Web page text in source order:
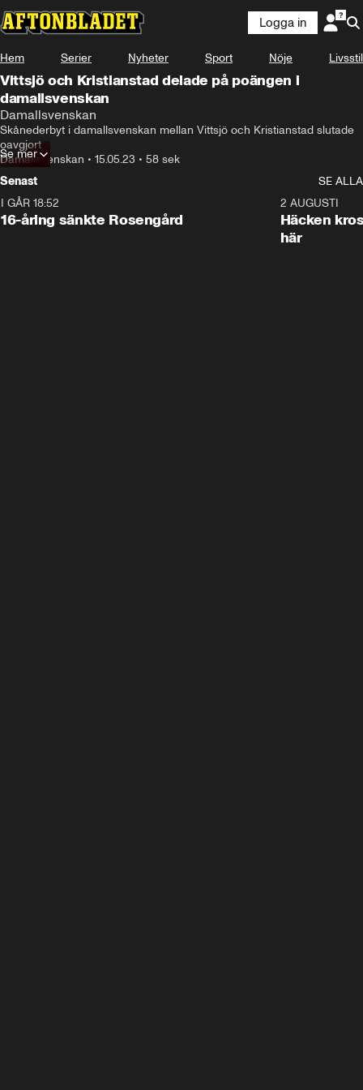
Logga in
Hem Serier Nyheter Sport Nöje Livsstil
Vittsjö och Kristianstad delade på poängen i
damallsvenskan
Damallsvenskan
Skånederbyt i damallsvenskan mellan Vittsjö och Kristianstad slutade
oavgjort
Damallsvenskan • 15.05.23 • 58 sek
Se mer
Senast
SE ALLA
I GÅR 18:52
16-åring sänkte Rosengård
2 AUGUSTI
Häcken
här